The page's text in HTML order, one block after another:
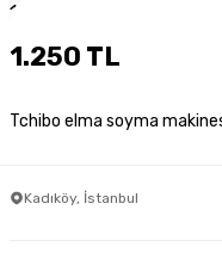
1
1.250 TL
Tchibo elma soyma
Kadıköy, İstanbul